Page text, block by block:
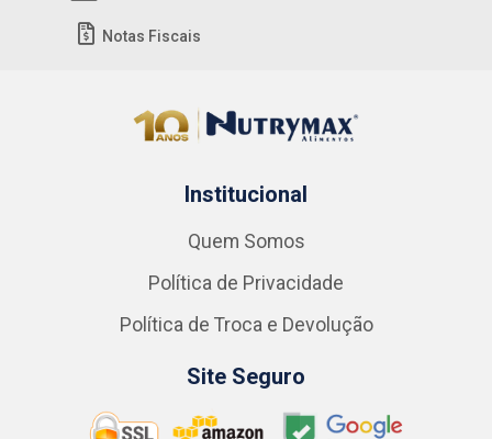
Notas Fiscais
Institucional
Quem Somos
Política de Privacidade
Política de Troca e Devolução
Site Seguro